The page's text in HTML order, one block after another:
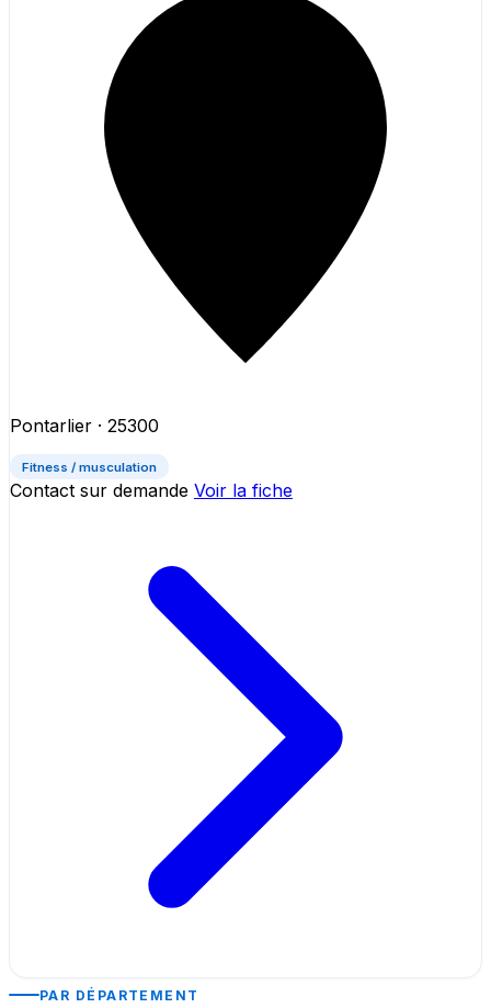
Pontarlier · 25300
Fitness / musculation
Contact sur demande Voir la fiche
PAR DÉPARTEMENT